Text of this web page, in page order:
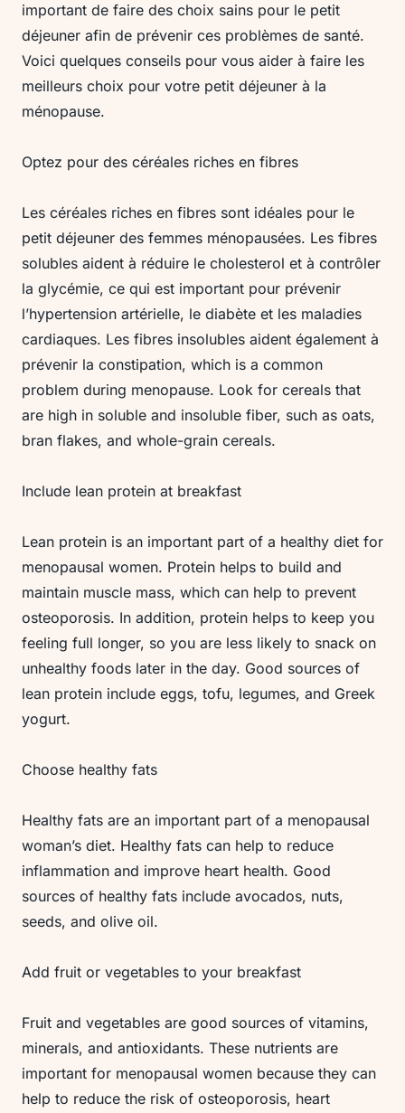
important de faire des choix sains pour le petit
déjeuner afin de prévenir ces problèmes de santé.
Voici quelques conseils pour vous aider à faire les
meilleurs choix pour votre petit déjeuner à la
ménopause.
Optez pour des céréales riches en fibres
Les céréales riches en fibres sont idéales pour le
petit déjeuner des femmes ménopausées. Les fibres
solubles aident à réduire le cholesterol et à contrôler
la glycémie, ce qui est important pour prévenir
l’hypertension artérielle, le diabète et les maladies
cardiaques. Les fibres insolubles aident également à
prévenir la constipation, which is a common
problem during menopause. Look for cereals that
are high in soluble and insoluble fiber, such as oats,
bran flakes, and whole-grain cereals.
Include lean protein at breakfast
Lean protein is an important part of a healthy diet for
menopausal women. Protein helps to build and
maintain muscle mass, which can help to prevent
osteoporosis. In addition, protein helps to keep you
feeling full longer, so you are less likely to snack on
unhealthy foods later in the day. Good sources of
lean protein include eggs, tofu, legumes, and Greek
yogurt.
Choose healthy fats
Healthy fats are an important part of a menopausal
woman’s diet. Healthy fats can help to reduce
inflammation and improve heart health. Good
sources of healthy fats include avocados, nuts,
seeds, and olive oil.
Add fruit or vegetables to your breakfast
Fruit and vegetables are good sources of vitamins,
minerals, and antioxidants. These nutrients are
important for menopausal women because they can
help to reduce the risk of osteoporosis, heart